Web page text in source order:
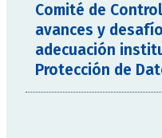
Comité de
avances y
adecuación
Protección de